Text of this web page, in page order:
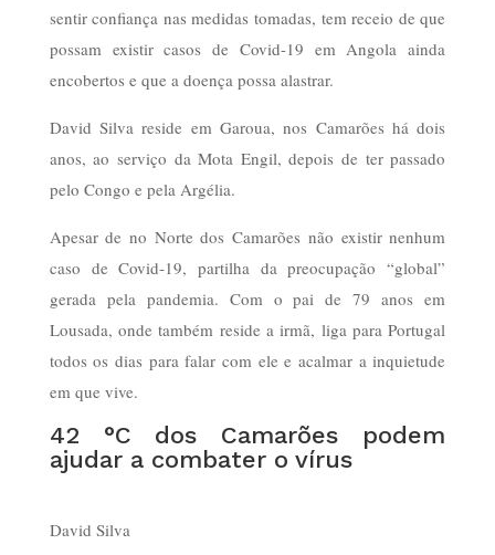
sentir confiança nas medidas tomadas, tem receio de que
possam existir casos de Covid-19 em Angola ainda
encobertos e que a doença possa alastrar.
David Silva reside em Garoua, nos Camarões há dois
anos, ao serviço da Mota Engil, depois de ter passado
pelo Congo e pela Argélia.
Apesar de no Norte dos Camarões não existir nenhum
caso de Covid-19, partilha da preocupação “global”
gerada pela pandemia. Com o pai de 79 anos em
Lousada, onde também reside a irmã, liga para Portugal
todos os dias para falar com ele e acalmar a inquietude
em que vive.
42 °C dos Camarões podem
ajudar a combater o vírus
David Silva